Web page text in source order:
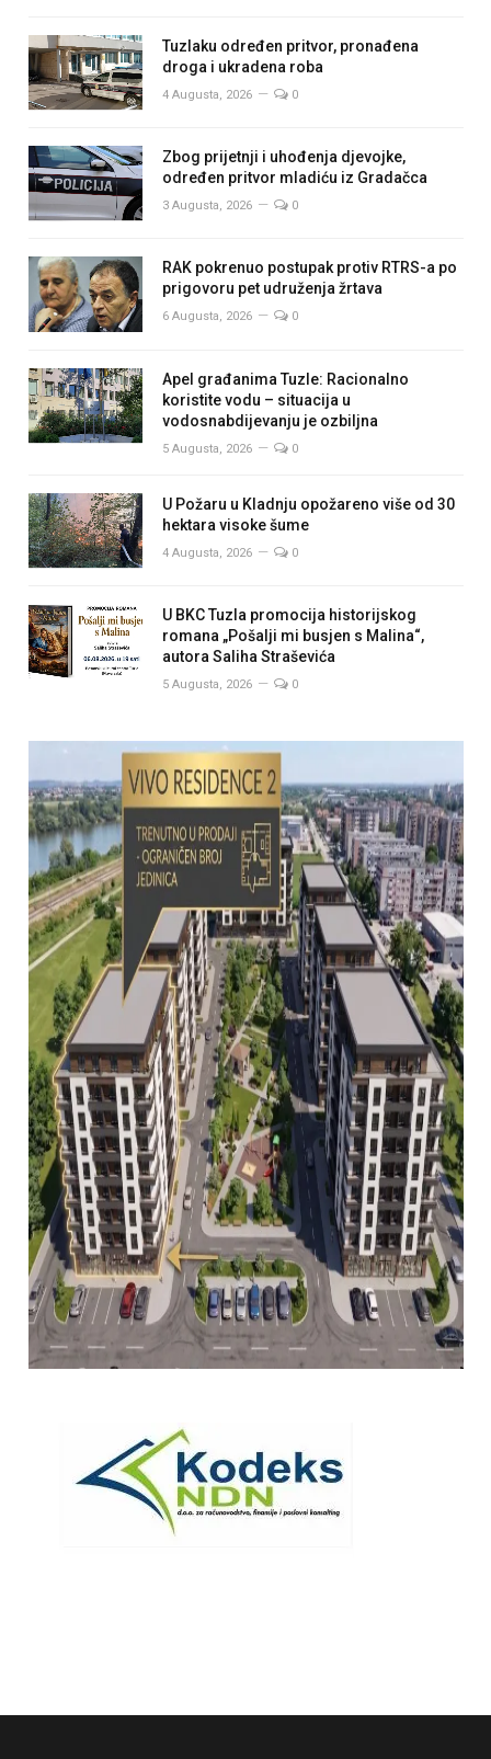
Tuzlaku određen pritvor, pronađena
droga i ukradena roba
4 Augusta, 2026 0
Zbog prijetnji i uhođenja djevojke,
određen pritvor mladiću iz Gradačca
3 Augusta, 2026 0
RAK pokrenuo postupak protiv RTRS-a po
prigovoru pet udruženja žrtava
6 Augusta, 2026 0
Apel građanima Tuzle: Racionalno
koristite vodu – situacija u
vodosnabdijevanju je ozbiljna
5 Augusta, 2026 0
U Požaru u Kladnju opožareno više od 30
hektara visoke šume
4 Augusta, 2026 0
U BKC Tuzla promocija historijskog
romana „Pošalji mi busjen s Malina“,
autora Saliha Straševića
5 Augusta, 2026 0